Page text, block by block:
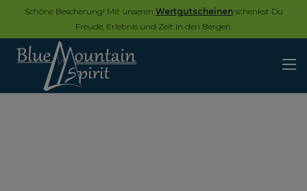
Schöne Bescherung! Mit unseren Wertgutscheinenschenkst Du
Freude, Erlebnis und Zeit in den Bergen.